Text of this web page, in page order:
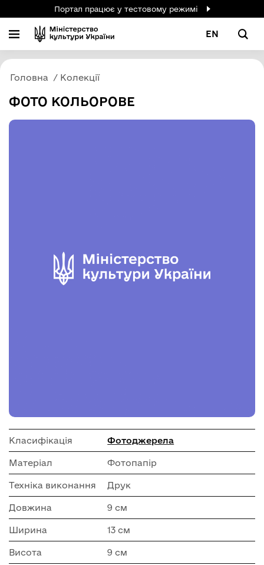
Портал працює у тестовому режимі
EN
Головна Колекції
ФОТО КОЛЬОРОВЕ
Класифікація Фотоджерела
Матеріал Фотопапір
Техніка виконання Друк
Довжина 9 см
Ширина 13 см
Висота 9 см